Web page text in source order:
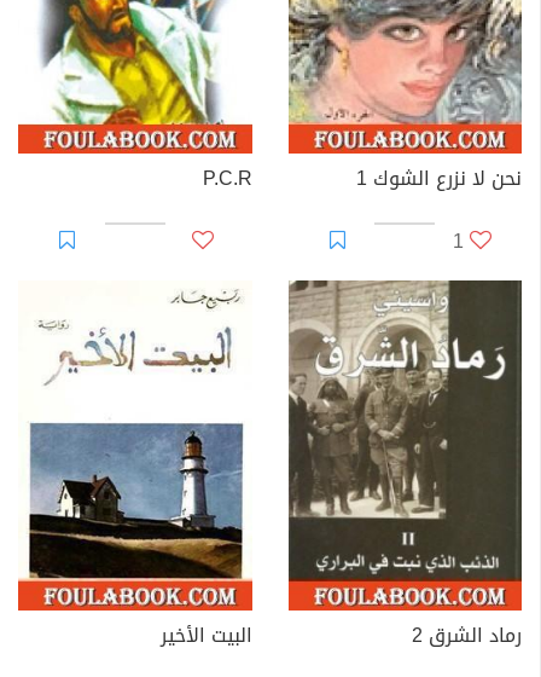
نحن لا نزرع الشوك 1
1
P.C.R
رماد الشرق 2
البيت الأخير